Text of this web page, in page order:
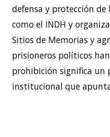
defensa y protección
como el INDH y
Sitios de Memorias y
prisioneros políticos
prohibición significa un
institucional que